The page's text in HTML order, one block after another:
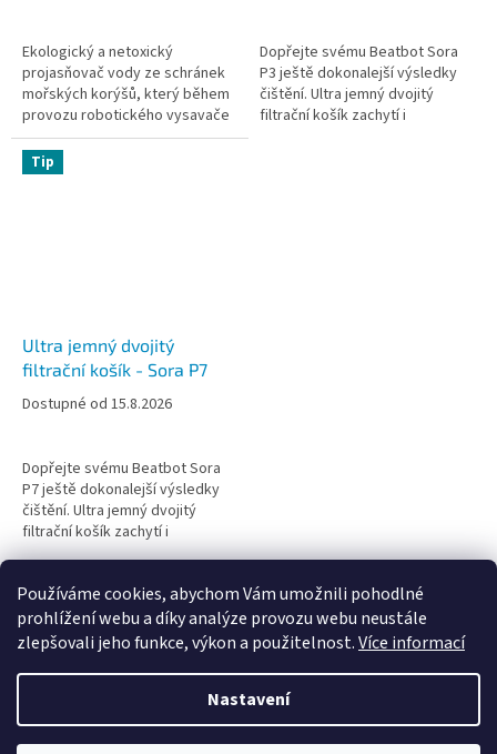
Používáme cookies, abychom Vám umožnili pohodlné
prohlížení webu a díky analýze provozu webu neustále
zlepšovali jeho funkce, výkon a použitelnost.Více informací
Nastavení
Ekologický a netoxický
projasňovač vody ze schránek
mořských korýšů, který během
provozu robotického vysavače
Beatbot odstraňuje zákal,
usnadňuje filtraci a zanechává
vodu...
Dopřejte svému Beatbot Sora
P3 ještě dokonalejší výsledky
čištění. Ultra jemný dvojitý
filtrační košík zachytí i
Tip
Ultra jemný dvojitý
filtrační košík - Sora P7
Dostupné od 15.8.2026
Dopřejte svému Beatbot Sora
P7 ještě dokonalejší výsledky
čištění. Ultra jemný dvojitý
filtrační košík zachytí i
mikroskopické nečistoty, jako
sediment,...
O
v
l
á
d
a
c
í
položek celkem